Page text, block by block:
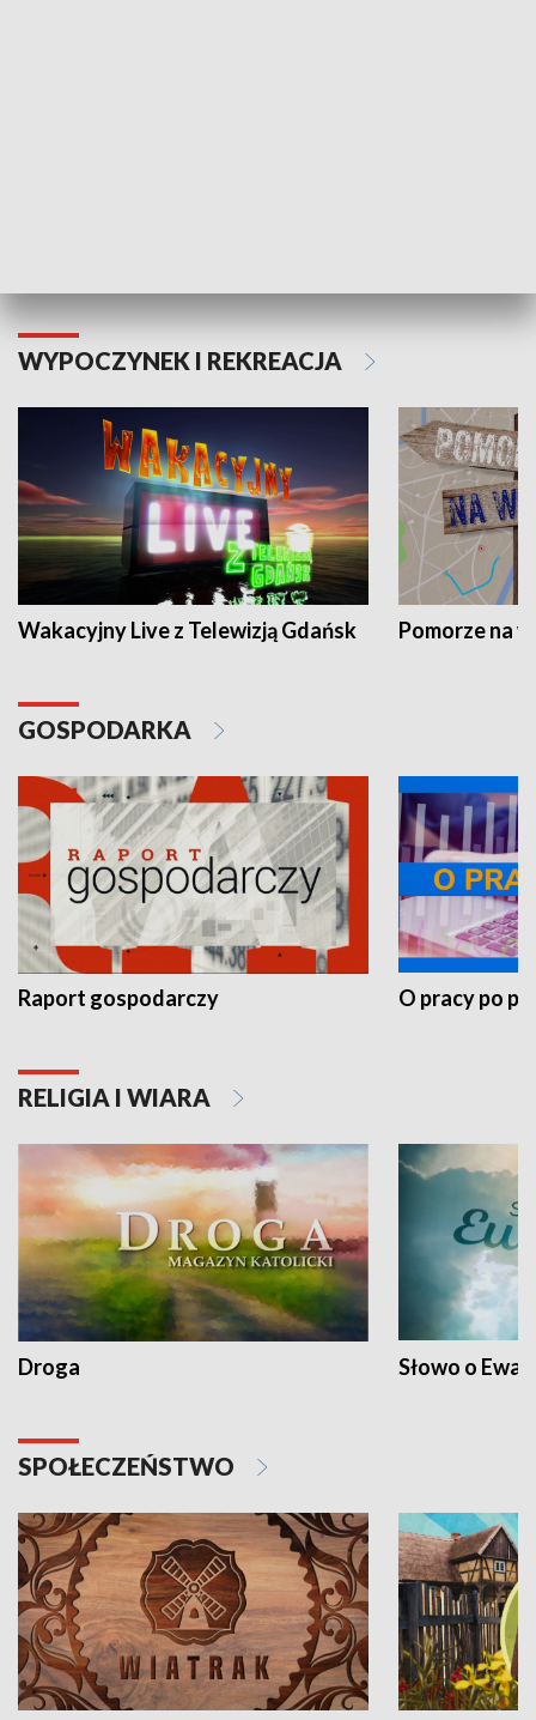
WYPOCZYNEK I REKREACJA
Wakacyjny Live z Telewizją Gdańsk Pomorze na
GOSPODARKA
Raport gospodarczy O pracy po
RELIGIA I WIARA
Droga Słowo o
SPOŁECZEŃSTWO